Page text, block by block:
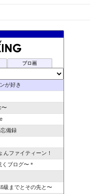
ブロ画
が好き
〜
備録
んファイティーン！
くブログ〜＊
級までとその先と〜